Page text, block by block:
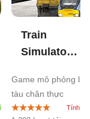
Train
Simulator
Game mô phỏng lái
tàu chân thực